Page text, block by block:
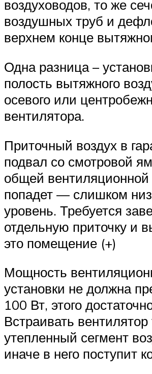
воздуховодов, то же
воздушных труб и
верхнем конце
Одна разница –
полость вытяжного
осевого или
вентилятора.
Приточный воздух в
подвал со смотровой
общей
попадет — слишком
уровень. Требуется
отдельную приточку и
это помещение (+)
Мощность
установки не должна
100 Вт, этого
Встраивать вентилятор
утепленный сегмент
иначе в него поступит